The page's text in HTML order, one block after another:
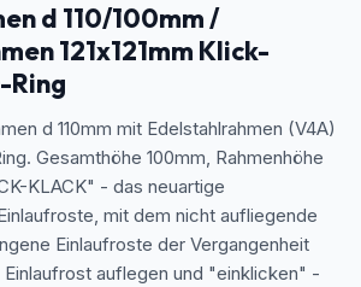
d 110/100mm /
121x121mm Klick-
Ring
d 110mm mit Edelstahlrahmen (V4A)
Gesamthöhe 100mm, Rahmenhöhe
KLACK" - das neuartige
mit dem nicht aufliegende
Einlaufroste der Vergangenheit
auflegen und "einklicken" -